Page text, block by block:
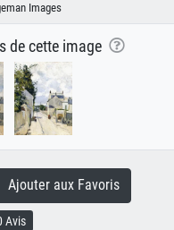
Images
de cette image
Ajouter aux Favoris
Avis